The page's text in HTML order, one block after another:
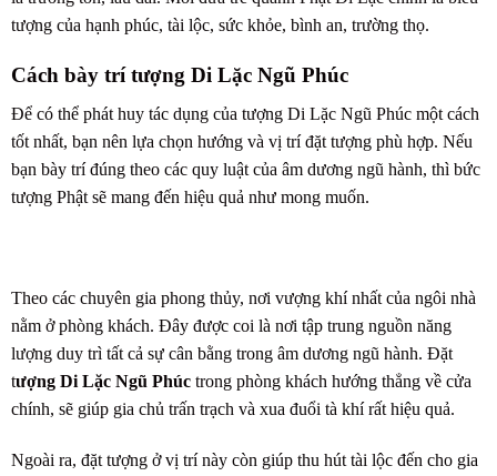
tượng của hạnh phúc, tài lộc, sức khỏe, bình an, trường thọ.
Cách bày trí tượng Di Lặc Ngũ Phúc
Để có thể phát huy tác dụng của tượng Di Lặc Ngũ Phúc một cách
tốt nhất, bạn nên lựa chọn hướng và vị trí đặt tượng phù hợp. Nếu
bạn bày trí đúng theo các quy luật của âm dương ngũ hành, thì bức
tượng Phật sẽ mang đến hiệu quả như mong muốn.
Theo các chuyên gia phong thủy, nơi vượng khí nhất của ngôi nhà
nằm ở phòng khách. Đây được coi là nơi tập trung nguồn năng
lượng duy trì tất cả sự cân bằng trong âm dương ngũ hành. Đặt
tượng Di Lặc Ngũ Phúc trong phòng khách hướng thẳng về cửa
chính, sẽ giúp gia chủ trấn trạch và xua đuổi tà khí rất hiệu quả.
Ngoài ra, đặt tượng ở vị trí này còn giúp thu hút tài lộc đến cho gia